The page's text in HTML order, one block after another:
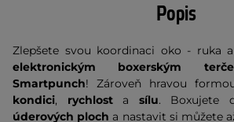
Popis
Zlepšete svou koordinaci oko - ruka
elektronickým boxerským
Smartpunch! Zároveň hravou
kondici, rychlosta sílu. Boxujete
úderových ploch a nastavit si můžete